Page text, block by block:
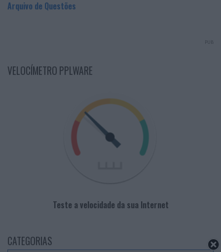
Arquivo de Questões
PUB
VELOCÍMETRO PPLWARE
Teste a velocidade da sua Internet
CATEGORIAS